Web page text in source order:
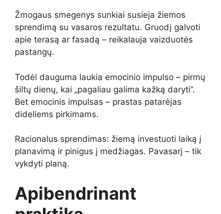
Žmogaus smegenys sunkiai susieja žiemos
sprendimą su vasaros rezultatu. Gruodį galvoti
apie terasą ar fasadą – reikalauja vaizduotės
pastangų.
Todėl dauguma laukia emocinio impulso – pirmų
šiltų dienų, kai „pagaliau galima kažką daryti”.
Bet emocinis impulsas – prastas patarėjas
dideliems pirkimams.
Racionalus sprendimas: žiemą investuoti laiką į
planavimą ir pinigus į medžiagas. Pavasarį – tik
vykdyti planą.
Apibendrinant